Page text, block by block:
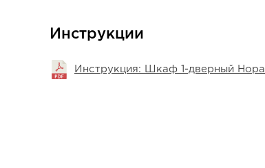
Инструкции
Инструкция: Шкаф 1-дверный Нора